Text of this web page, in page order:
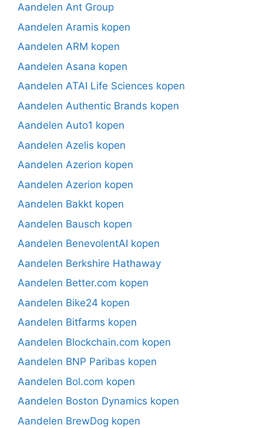
Aandelen Ant Group
Aandelen Aramis kopen
Aandelen ARM kopen
Aandelen Asana kopen
Aandelen ATAI Life Sciences kopen
Aandelen Authentic Brands kopen
Aandelen Auto1 kopen
Aandelen Azelis kopen
Aandelen Azerion kopen
Aandelen Azerion kopen
Aandelen Bakkt kopen
Aandelen Bausch kopen
Aandelen BenevolentAI kopen
Aandelen Berkshire Hathaway
Aandelen Better.com kopen
Aandelen Bike24 kopen
Aandelen Bitfarms kopen
Aandelen Blockchain.com kopen
Aandelen BNP Paribas kopen
Aandelen Bol.com kopen
Aandelen Boston Dynamics kopen
Aandelen BrewDog kopen